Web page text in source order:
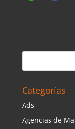
Categorías
Ads
Agencias de